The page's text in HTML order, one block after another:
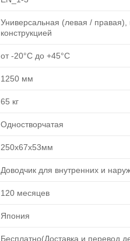
Универсальная (левая /
конструкцией
от -20°C до +45°C
1250 мм
65 кг
Одностворчатая
250х67х53мм
Доводчик для внутренних и
120 месяцев
Япония
Бесплатно(Доставка и перевод